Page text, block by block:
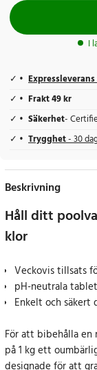
I
Expressleverans
Frakt 49 kr
Säkerhet-
Trygghet- 30
Beskrivning
Håll ditt
klor
Veckovis tillsats
pH-neutrala
Enkelt och säkert
För att bibehålla en
på 1 kg ett
designade för att